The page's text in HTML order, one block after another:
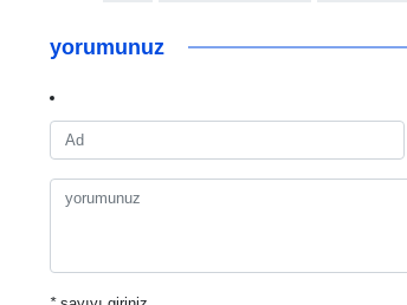
yorumunuz